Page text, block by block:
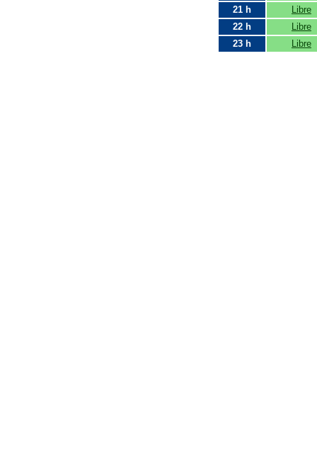
21 h
Libre
22 h
Libre
23 h
Libre